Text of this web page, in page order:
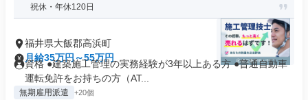
祝休・年休120日
福井県大飯郡高浜町
月給35万円～55万円
資格 ●建築施工管理の実務経験が3年以上ある方 ●普通自動車
運転免許をお持ちの方（AT...
無期雇用派遣 +20個